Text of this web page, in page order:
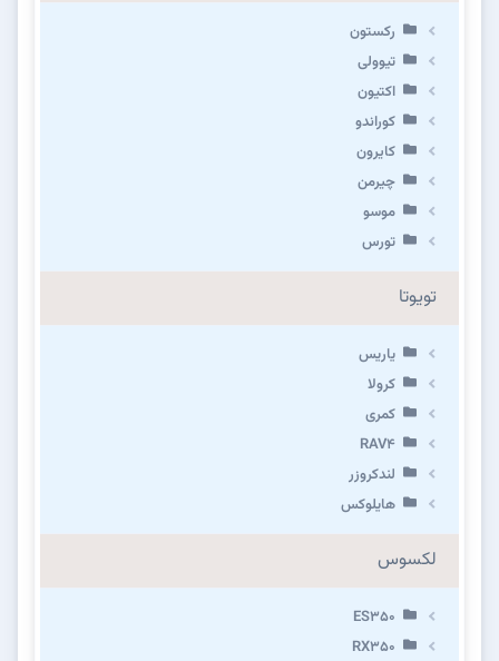
رکستون
تیوولی
اکتیون
کوراندو
کایرون
چیرمن
موسو
تورس
تویوتا
یاریس
کرولا
کمری
RAV4
لندکروزر
هایلوکس
لکسوس
ES350
RX350